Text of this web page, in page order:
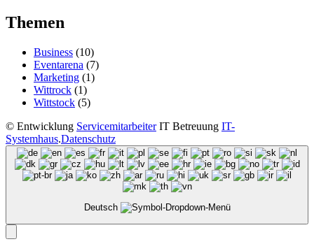
Themen
Business (10)
Eventarena (7)
Marketing (1)
Wittrock (1)
Wittstock (5)
© Entwicklung ServicemitarbeiterIT Betreuung IT-
Systemhaus.Datenschutz
Deutsch